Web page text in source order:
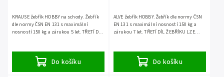
Do košíku
KRAUSE žebřík HOBBY na schody. Žebřík
dle normy ČSN EN 131 s maximální
nosností 150 kg a zárukou 5 let. TŘETÍ DÍL
Do košíku
ALVE žebřík HOBBY. Žebřík dle normy ČSN
EN 131 s maximální nosností 150 kg a
zárukou 7 let. TŘETÍ DÍL ŽEBŘÍKU LZE